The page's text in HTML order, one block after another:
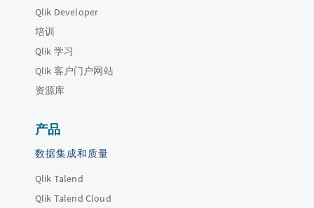
Qlik Developer
培训
Qlik 学习
Qlik 客户门户网站
资源库
产品
数据集成和质量
Qlik Talend
Qlik Talend Cloud